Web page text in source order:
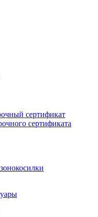
сертификат